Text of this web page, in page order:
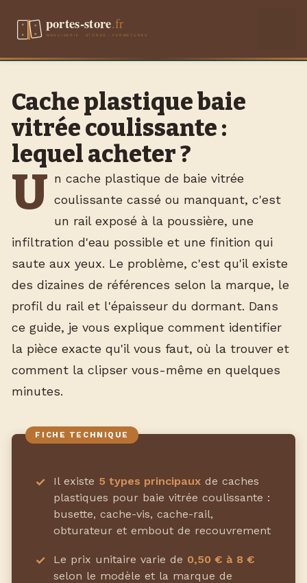
Cache plastique baie
vitrée coulissante :
lequel acheter ?
U n cache plastique de baie vitrée
coulissante cassé ou manquant, c'est
un rail exposé à la poussière, une
infiltration d'eau possible et une finition qui
saute aux yeux. Le problème, c'est qu'il existe
des dizaines de références selon la marque, le
profil du rail et l'épaisseur du dormant. Dans
ce guide, je vous explique comment identifier
la pièce exacte qu'il vous faut, où la trouver et
comment la clipser vous-même en quelques
minutes.
Il existe 5 types principaux de caches
plastiques pour baie vitrée coulissante :
busette, cache-vis, cache-rail,
obturateur et embout de recouvrement
Le prix unitaire varie de 0,50 € à 8 €
selon le modèle et la marque de